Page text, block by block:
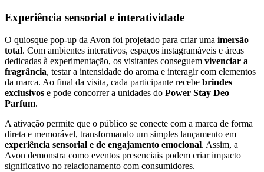
Experiência sensorial e interatividade
O quiosque pop-up da Avon foi projetado para criar uma imersão
total. Com ambientes interativos, espaços instagramáveis e áreas
dedicadas à experimentação, os visitantes conseguem vivenciar a
fragrância, testar a intensidade do aroma e interagir com elementos
da marca. Ao final da visita, cada participante recebe brindes
exclusivos e pode concorrer a unidades do Power Stay Deo
Parfum.
A ativação permite que o público se conecte com a marca de forma
direta e memorável, transformando um simples lançamento em
experiência sensorial e de engajamento emocional. Assim, a
Avon demonstra como eventos presenciais podem criar impacto
significativo no relacionamento com consumidores.